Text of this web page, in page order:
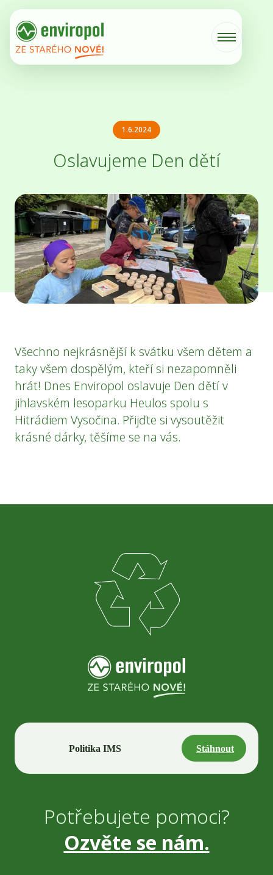
1.6.2024
Oslavujeme Den dětí
Všechno nejkrásnější k svátku všem dětem a
taky všem dospělým, kteří si nezapomněli
hrát! Dnes Enviropol oslavuje Den dětí v
jihlavském lesoparku Heulos spolu s
Hitrádiem Vysočina. Přijďte si vysoutěžit
krásné dárky, těšíme se na vás.
Politika IMS Stáhnout
Potřebujete pomoci?
Ozvěte se nám.